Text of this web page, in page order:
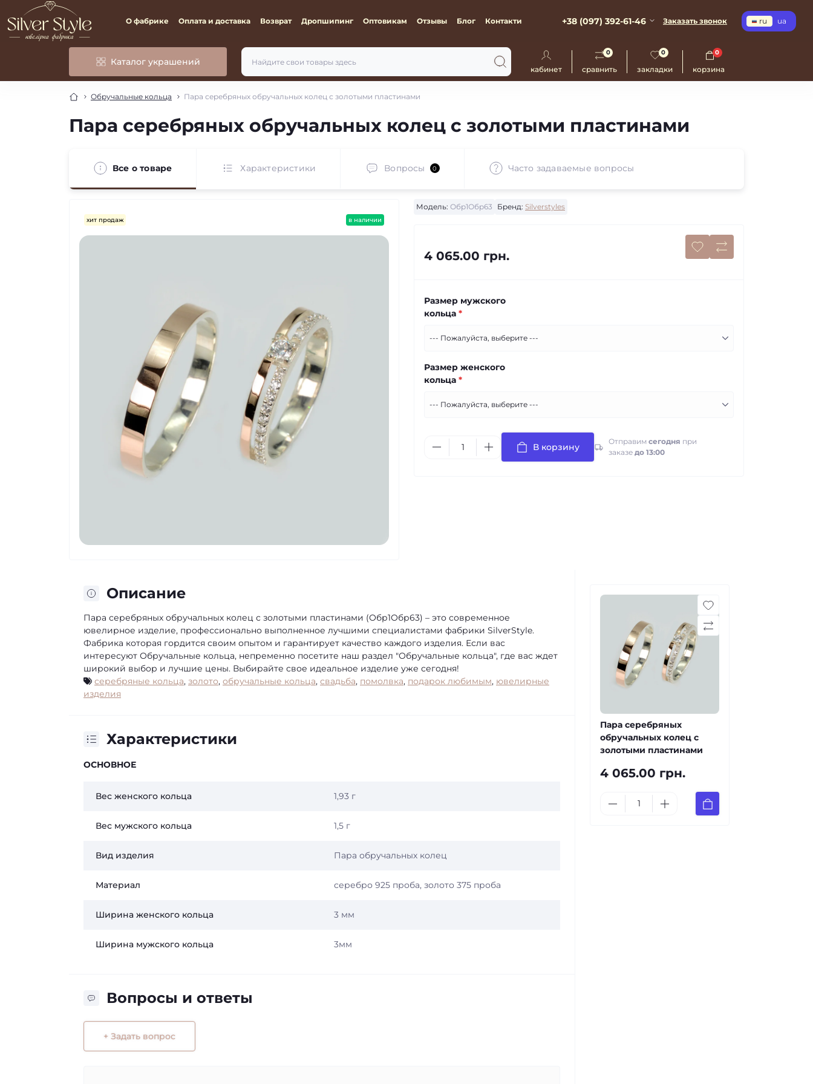
О фабрике Оплата и доставка Возврат Дропшипинг Оптовикам Отзывы Блог Контакти +38 (097) 392-61-46 Заказать звонок ru ua
Каталог украшений
кабинет сравнить
0
закладки
0
корзина
0
Обручальные кольца Пара серебряных обручальных колец с золотыми пластинами
Пара серебряных обручальных колец с золотыми пластинами
Все о товаре Характеристики Вопросы 0 Часто задаваемые вопросы
хит продаж в наличии
Модель: Обр1Обр63 Бренд: Silverstyles
4 065.00 грн.
Размер мужского
кольца *
Размер женского
кольца *
В корзину
Отправим сегодня при
заказе до 13:00
Описание
Пара серебряных обручальных колец с золотыми пластинами (Обр1Обр63) – это современное
ювелирное изделие, профессионально выполненное лучшими специалистами фабрики SilverStyle.
Фабрика которая гордится своим опытом и гарантирует качество каждого изделия. Если вас
интересуют Обручальные кольца, непременно посетите наш раздел "Обручальные кольца", где вас ждет
широкий выбор и лучшие цены. Выбирайте свое идеальное изделие уже сегодня!
серебряные кольца, золото, обручальные кольца, свадьба, помолвка, подарок любимым, ювелирные
изделия
Характеристики
ОСНОВНОЕ
Вес женского кольца 1,93 г
Вес мужского кольца 1,5 г
Вид изделия Пара обручальных колец
Материал серебро 925 проба, золото 375 проба
Ширина женского кольца 3 мм
Ширина мужского кольца 3мм
Вопросы и ответы
+ Задать вопрос
Пара серебряных
обручальных колец с
золотыми пластинами
4 065.00 грн.